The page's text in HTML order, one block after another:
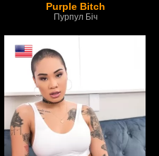
Purple Bitch
Пурпул Біч